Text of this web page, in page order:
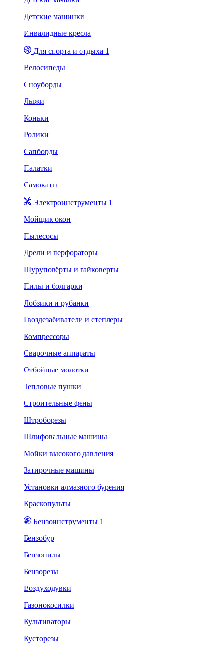
Детские машинки
Инвалидные кресла
Для спорта и отдыха 1
Велосипеды
Сноуборды
Лыжи
Коньки
Ролики
Сапборды
Палатки
Самокаты
Электроинструменты 1
Мойщик окон
Пылесосы
Дрели и перфораторы
Шуруповёрты и гайковерты
Пилы и болгарки
Лобзики и рубанки
Гвоздезабиватели и степлеры
Компрессоры
Сварочные аппараты
Отбойные молотки
Тепловые пушки
Строительные фены
Штроборезы
Шлифовальные машины
Мойки высокого давления
Затирочные машины
Установки алмазного бурения
Краскопульты
Бензоинструменты 1
Бензобур
Бензопилы
Бензорезы
Воздуходувки
Газонокосилки
Культиваторы
Кусторезы